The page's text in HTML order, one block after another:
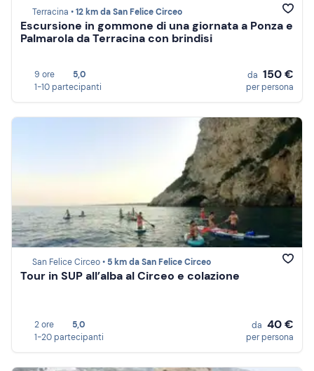
Terracina •12 km da San Felice Circeo
Escursione in gommone di una giornata a Ponza e
Palmarola da Terracina con brindisi
9 ore
5,0
1-10 partecipanti
da 150 €
per persona
San Felice Circeo • 5 km da San Felice Circeo
Tour in SUP all’alba al Circeo e colazione
2 ore
5,0
1-20 partecipanti
da 40 €
per persona